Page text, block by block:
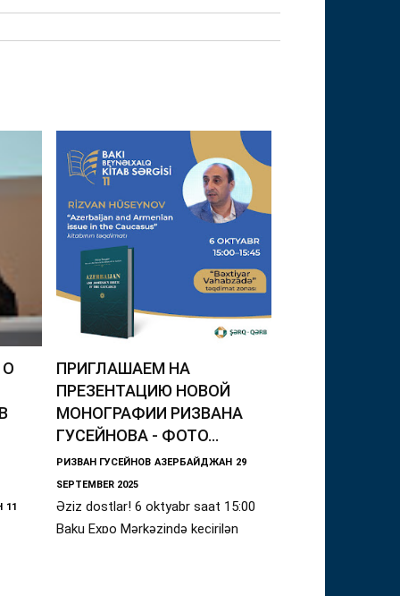
11
ПРИГЛАШАЕМ НА
ПРЕЗЕНТАЦИЮ НОВОЙ
МОНОГРАФИИ РИЗВАНА
ГУСЕЙНОВА - ФОТО...
РИЗВАН ГУСЕЙНОВ АЗЕРБАЙДЖАН 29
SEPTEMBER 2025
Əziz dostlar! 6 oktyabr saat 15:00
Baku Expo Mərkəzində keçirilən